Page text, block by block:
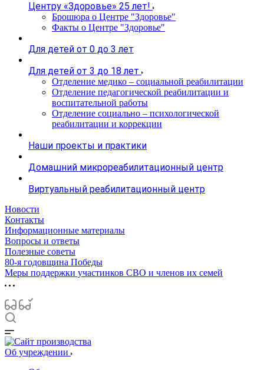
Центру «Здоровье» 25 лет!
Брошюра о Центре "Здоровье"
Факты о Центре "Здоровье"
Для детей от 0 до 3 лет
Для детей от 3 до 18 лет
Отделение медико – социальной реабилитации
Отделение педагогической реабилитации и
воспитательной работы
Отделение социально – психологической
реабилитации и коррекции
Наши проекты и практики
Домашний микрореабилитационный центр
Виртуальный реабилитационный центр
Новости
Контакты
Информационные материалы
Вопросы и ответы
Полезные советы
80-я годовщина Победы
Меры поддержки участинков СВО и членов их семей
Об учреждении